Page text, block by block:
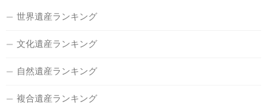
世界遺産ランキング
文化遺産ランキング
自然遺産ランキング
複合遺産ランキング